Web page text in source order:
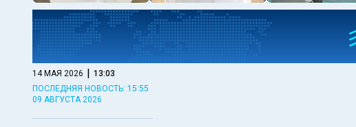
14 МАЯ 2026 | 13:03
ПОСЛЕДНЯЯ НОВОСТЬ: 15:55
09 АВГУСТА 2026